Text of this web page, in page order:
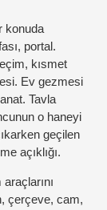
konuda
portal.
kısmet
Ev gezmesi
Tavla
o haneyi
geçilen
açıklığı.
çerçeve, cam,